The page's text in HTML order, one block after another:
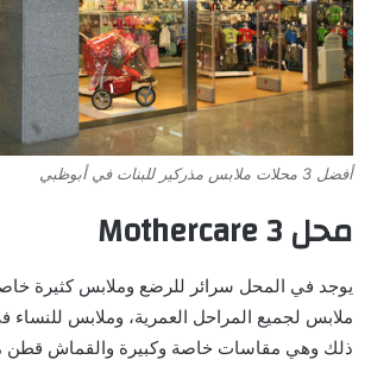
أفضل 3 محلات ملابس مذركير للبنات في أبوظبي
محل Mothercare 3
يوجد في المحل سرائر للرضع وملابس كثيرة
ملابس لجميع المراحل العمرية، وملابس للنساء
ذلك وهي مقاسات خاصة وكبيرة والقماش قطن